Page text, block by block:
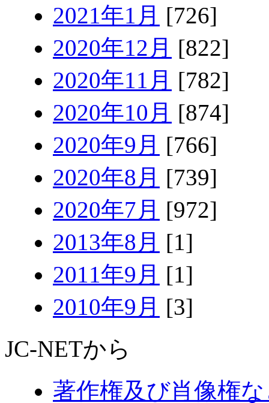
2021年1月 [726]
2020年12月 [822]
2020年11月 [782]
2020年10月 [874]
2020年9月 [766]
2020年8月 [739]
2020年7月 [972]
2013年8月 [1]
2011年9月 [1]
2010年9月 [3]
JC-NETから
著作権及び肖像権